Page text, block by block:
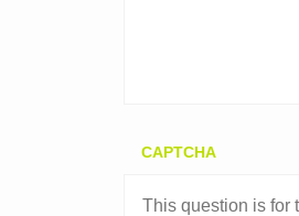
CAPTCHA
This question is for